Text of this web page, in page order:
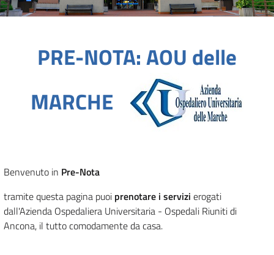
PRE-NOTA: AOU delle
MARCHE
Benvenuto in Pre-Nota
tramite questa pagina puoi prenotare i servizi erogati
dall'Azienda Ospedaliera Universitaria - Ospedali Riuniti di
Ancona, il tutto comodamente da casa.